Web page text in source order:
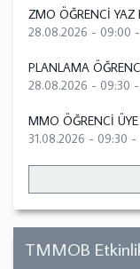
ZMO ÖĞRENCİ YAZ
28.08.2026 - 09:00 -
PLANLAMA
28.08.2026 - 09:30 -
MMO ÖĞRENCİ
31.08.2026 - 09:30 -
TMMOB